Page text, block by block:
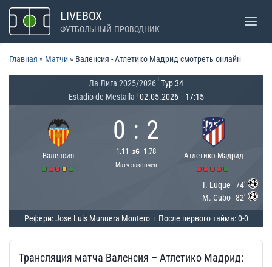
Перейти
содержимому
LIVEBOX
ФУТБОЛЬНЫЙ ПРОВОДНИК
Главная » Матчи » Валенсия - Атлетико Мадрид смотреть онлайн
Ла Лига 2025/2026 Тур 34
Estadio de Mestalla 02.05.2026 - 17:15
Валенсия
0 : 2
1.11 xG 1.78
Матч закончен
Атлетико Мадрид
I. Luque 74'
M. Cubo 82'
Рефери: Jose Luis Munuera Montero После первого тайма: 0-0
Трансляция матча Валенсия – Атлетико Мадрид: